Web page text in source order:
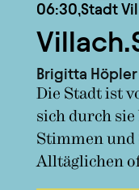
06:30,Stadt
Brigitta Höpler
Die Stadt ist
sich durch
Stimmen und
Alltäglichen